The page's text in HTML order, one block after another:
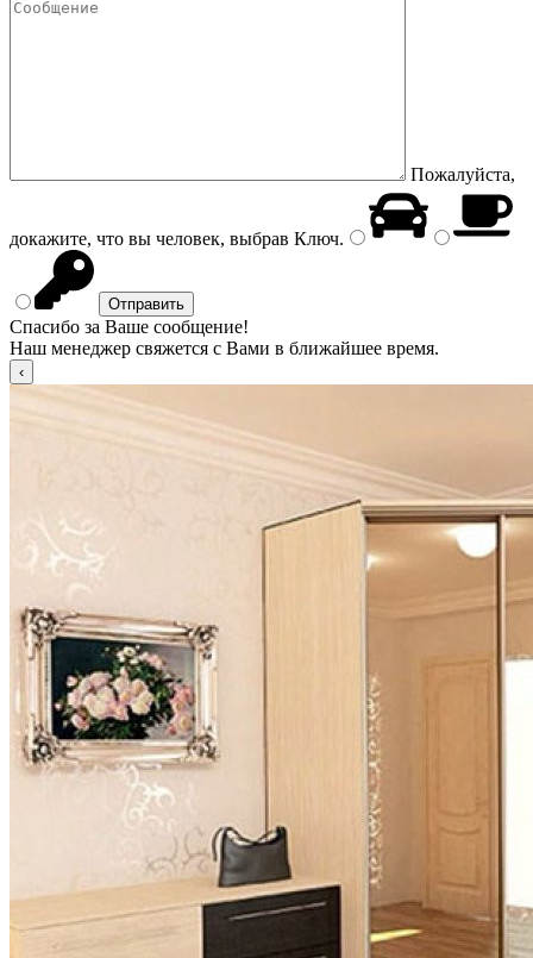
Пожалуйста,
докажите, что вы человек, выбрав Ключ.
Спасибо за Ваше сообщение!
Наш менеджер свяжется с Вами в ближайшее время.